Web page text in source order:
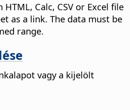
Calc, CSV or Excel file
as a link. The data must be
range.
vagy a kijelölt